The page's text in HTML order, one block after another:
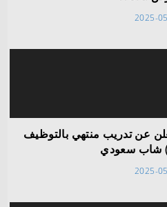
2025-
عن تدريب منتهي بالتوظيف
2025-